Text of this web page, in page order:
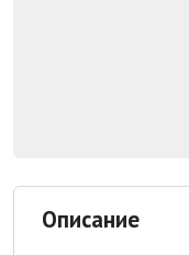
Описание